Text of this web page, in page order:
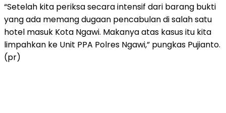
“Setelah kita periksa secara intensif dari barang bukti
yang ada memang dugaan pencabulan di salah satu
hotel masuk Kota Ngawi. Makanya atas kasus itu kita
limpahkan ke Unit PPA Polres Ngawi,” pungkas Pujianto.
(pr)